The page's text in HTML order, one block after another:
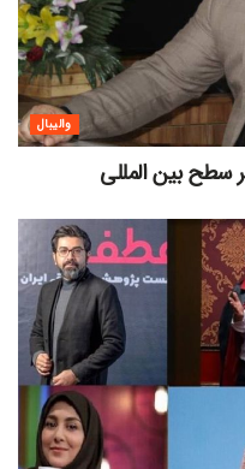
والیبال
سطح بین المللی